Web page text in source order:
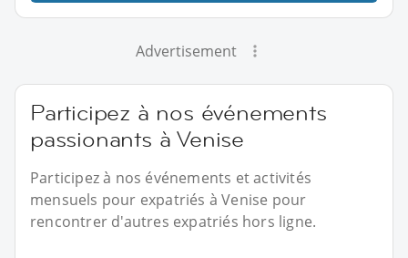
Advertisement
Participez à nos événements
passionants à Venise
Participez à nos événements et activités
mensuels pour expatriés à Venise pour
rencontrer d'autres expatriés hors ligne.